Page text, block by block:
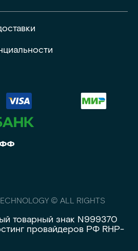
© ALL RIGHTS
товарный знак N999370
провайдеров РФ RHP-